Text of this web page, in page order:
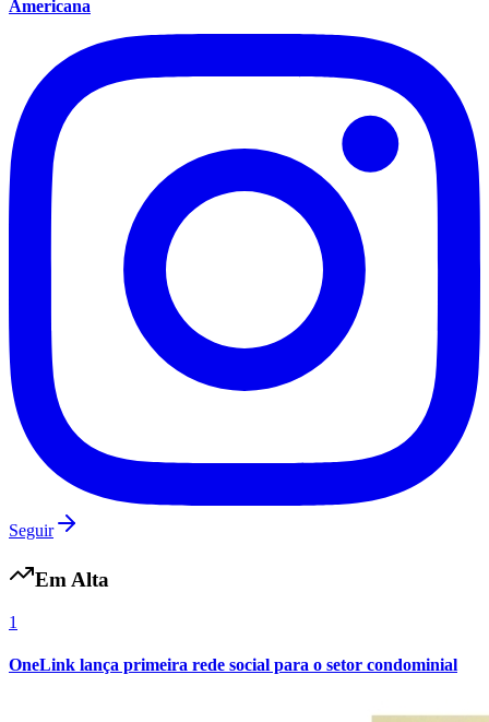
Internacional
Americana
Seguir
Em Alta
1
OneLink lança primeira rede social para o setor condominial